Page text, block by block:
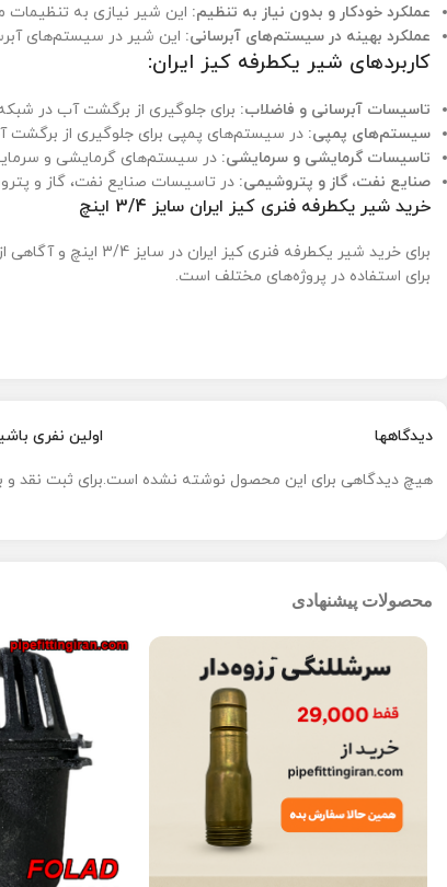
عملکرد خودکار و بدون نیاز به تنظیم: این شیر نیازی به تنظیمات
عملکرد بهینه در سیستم‌های آبرسانی: این شیر در سیستم‌های
کاربردهای شیر یکطرفه کیز ایران:
تاسیسات آبرسانی و فاضلاب: برای جلوگیری از برگشت آب در
سیستم‌های پمپی: در سیستم‌های پمپی برای جلوگیری از
تاسیسات گرمایشی و سرمایشی: در سیستم‌های گرمایشی و
صنایع نفت، گاز و پتروشیمی: در تاسیسات صنایع نفت، گاز و
خرید شیر یکطرفه فنری کیز ایران سایز 3/4 اینچ
برای خرید شیر یکطرفه فنری کیز ایران در سایز 3/4 اینچ و آگاهی از قیمت و مشخصات دقیق آن، می‌توانید به صفحه
برای استفاده در پروژه‌های مختلف است.
دیدگاهها
هیچ دیدگاهی برای این محصول نوشته نشده است.
اولین نفری
برای ثبت نقد
محصولات پیشنهادی